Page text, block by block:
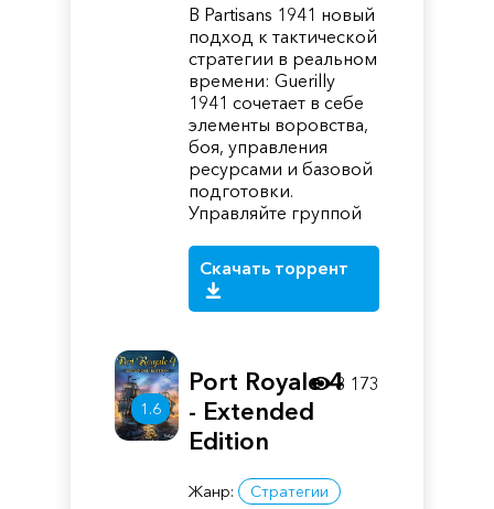
В Partisans 1941 новый
подход к тактической
стратегии в реальном
времени: Guerilly
1941 сочетает в себе
элементы воровства,
боя, управления
ресурсами и базовой
подготовки.
Управляйте группой
Скачать торрент
1.6
Port Royale 4
- Extended
Edition
Жанр:
Стратегии
8 173